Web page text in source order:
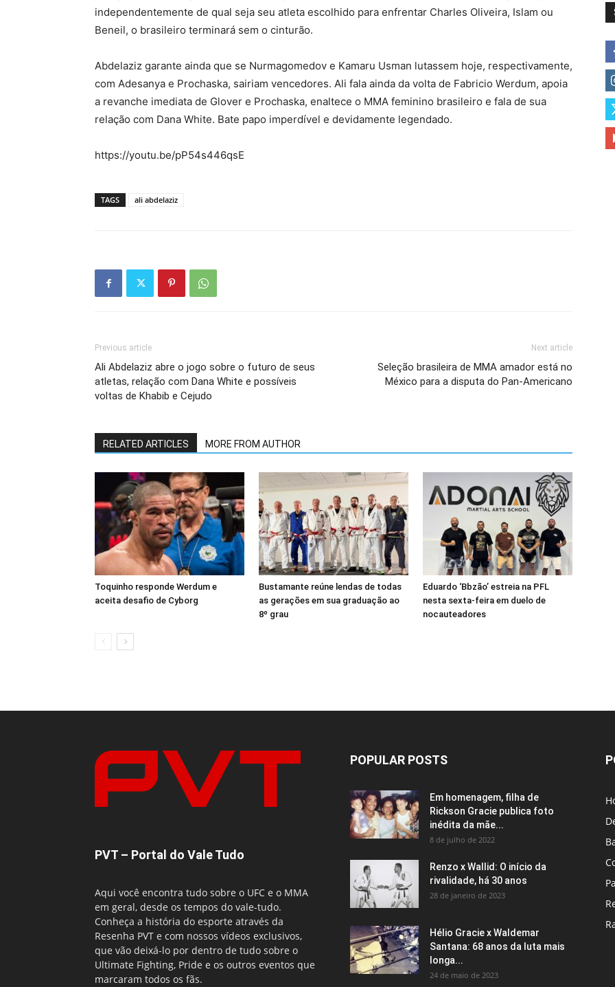
independentemente de qual seja seu atleta escolhido para enfrentar Charles Oliveira, Islam ou
Beneil, o brasileiro terminará sem o cinturão.
Abdelaziz garante ainda que se Nurmagomedov e Kamaru Usman lutassem hoje, respectivamente,
com Adesanya e Prochaska, sairiam vencedores. Ali fala ainda da volta de Fabricio Werdum, apoia
a revanche imediata de Glover e Prochaska, enaltece o MMA feminino brasileiro e fala de sua
relação com Dana White. Bate papo imperdível e devidamente legendado.
https://youtu.be/pP54s446qsE
TAGS ali abdelaziz
Previous article
Ali Abdelaziz abre o jogo sobre o futuro de seus
atletas, relação com Dana White e possíveis
voltas de Khabib e Cejudo
Next article
Seleção brasileira de MMA amador está no
México para a disputa do Pan-Americano
RELATED ARTICLES MORE FROM AUTHOR
Toquinho responde Werdum e
aceita desafio de Cyborg
Bustamante reúne lendas de todas
as gerações em sua graduação ao
8º grau
Eduardo ‘Bbzão’ estreia na PFL
nesta sexta-feira em duelo de
nocauteadores
PVT – Portal do Vale Tudo
Aqui você encontra tudo sobre o UFC e o MMA
em geral, desde os tempos do vale-tudo.
Conheça a história do esporte através da
Resenha PVT e com nossos vídeos exclusivos,
que vão deixá-lo por dentro de tudo sobre o
Ultimate Fighting, Pride e os outros eventos que
marcaram todos os fãs.
POPULAR POSTS
Em homenagem, filha de
Rickson Gracie publica foto
inédita da mãe...
8 de julho de 2022
Renzo x Wallid: O início da
rivalidade, há 30 anos
28 de janeiro de 2023
Hélio Gracie x Waldemar
Santana: 68 anos da luta mais
longa...
24 de maio de 2023